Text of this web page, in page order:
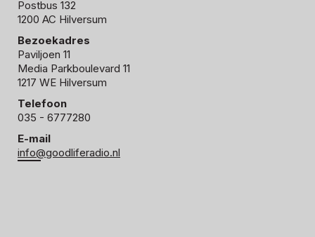
Postbus 132
1200 AC Hilversum
Bezoekadres
Paviljoen 11
Media Parkboulevard 11
1217 WE Hilversum
Telefoon
035 - 6777280
E-mail
info@goodliferadio.nl